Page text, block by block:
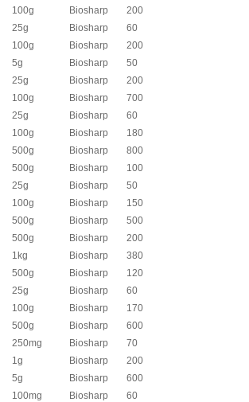
100g Biosharp
200
25g Biosharp
60
100g Biosharp
200
5g Biosharp
50
25g Biosharp
200
100g Biosharp
700
25g Biosharp
60
100g Biosharp
180
500g Biosharp
800
500g Biosharp
100
25g Biosharp
50
100g Biosharp
150
500g Biosharp
500
500g Biosharp
200
1kg Biosharp
380
500g Biosharp
120
25g Biosharp
60
100g Biosharp
170
500g Biosharp
600
250mg Biosharp
70
1g Biosharp
200
5g Biosharp
600
100mg Biosharp
60